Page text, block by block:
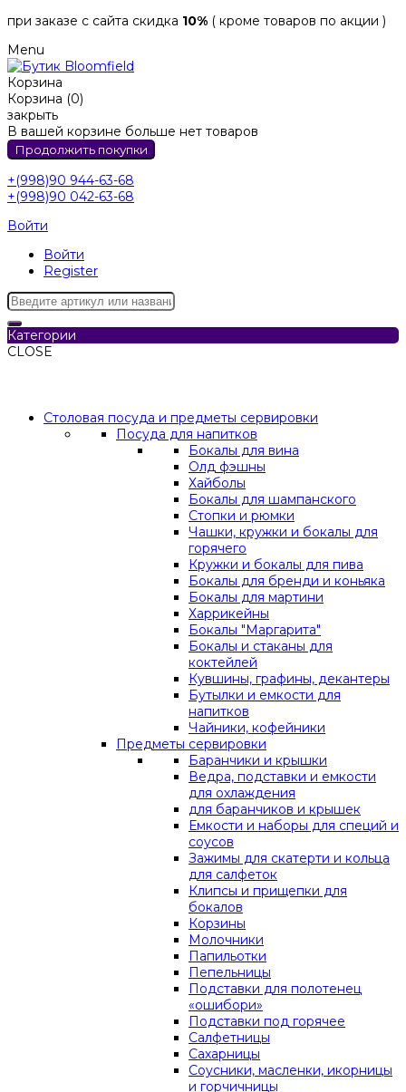
при заказе с сайта скидка 10% ( кроме товаров по акции )
Menu
Корзина
Корзина (0)
закрыть
В вашей корзине больше нет товаров
Продолжить покупки
+(998)90 944-63-68
+(998)90 042-63-68
Войти
Войти
Register
Категории
CLOSE
Столовая посуда и предметы сервировки
Посуда для напитков
Бокалы для вина
Олд фэшны
Хайболы
Бокалы для шампанского
Стопки и рюмки
Чашки, кружки и бокалы для
горячего
Кружки и бокалы для пива
Бокалы для бренди и коньяка
Бокалы для мартини
Харрикейны
Бокалы "Маргарита"
Бокалы и стаканы для
коктейлей
Кувшины, графины, декантеры
Бутылки и емкости для
напитков
Чайники, кофейники
Предметы сервировки
Баранчики и крышки
Ведра, подставки и емкости
для охлаждения
для баранчиков и крышек
Емкости и наборы для специй и
соусов
Зажимы для скатерти и кольца
для салфеток
Клипсы и прищепки для
бокалов
Корзины
Молочники
Папильотки
Пепельницы
Подставки для полотенец
«ошибори»
Подставки под горячее
Салфетницы
Сахарницы
Соусники, масленки, икорницы
и горчичницы